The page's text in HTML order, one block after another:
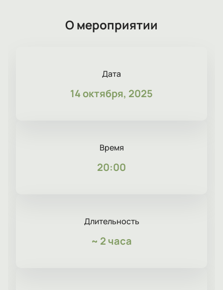
О мероприятии
Дата
14 октября, 2025
Время
20:00
Длительность
~ 2 часа